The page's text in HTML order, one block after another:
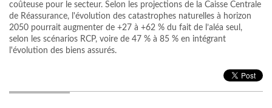
coûteuse pour le secteur. Selon les projections de la Caisse Centrale
de Réassurance, l'évolution des catastrophes naturelles à horizon
2050 pourrait augmenter de +27 à +62 % du fait de l’aléa seul,
selon les scénarios RCP, voire de 47 % à 85 % en intégrant
l'évolution des biens assurés.